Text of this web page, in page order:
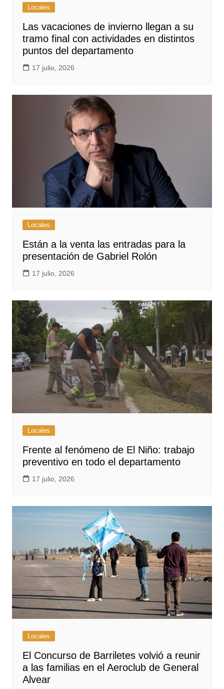
Locales
Las vacaciones de invierno llegan a su
tramo final con actividades en distintos
puntos del departamento
17 julio, 2026
Locales
Están a la venta las entradas para la
presentación de Gabriel Rolón
17 julio, 2026
Locales
Frente al fenómeno de El Niño: trabajo
preventivo en todo el departamento
17 julio, 2026
Locales
El Concurso de Barriletes volvió a reunir
a las familias en el Aeroclub de General
Alvear